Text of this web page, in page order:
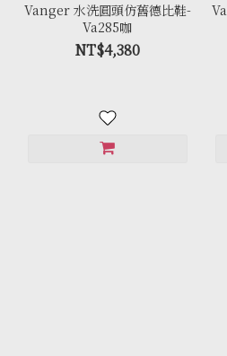
Vanger 水洗圓頭仿舊德比鞋-
Va285咖
NT$4,380